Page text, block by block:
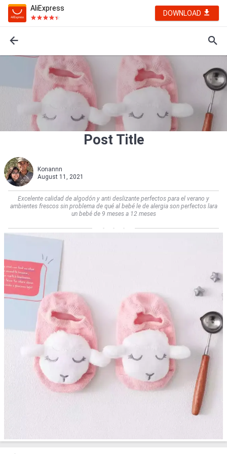
AliExpress
DOWNLOAD
Post Title
Konannn
August 11, 2021
Excelente calidad de algodón y anti deslizante perfectos para el verano y
ambientes frescos sin problema de qué al bebé le de alergia son perfectos lara
un bebé de 9 meses a 12 meses